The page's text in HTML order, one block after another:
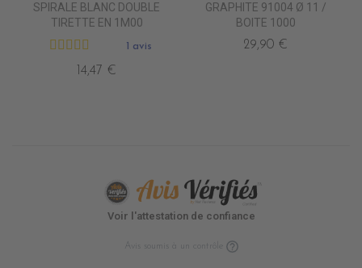
SPIRALE BLANC DOUBLE
TIRETTE EN 1M00
1 avis
14,47 €
GRAPHITE 91004 Ø 11 /
BOITE 1000
29,90 €
Voir l'attestation de confiance
Avis soumis à un contrôle